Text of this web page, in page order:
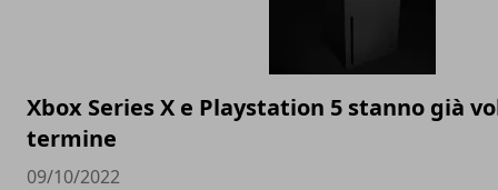
Xbox Series X e Playstation 5 stanno già
termine
09/10/2022